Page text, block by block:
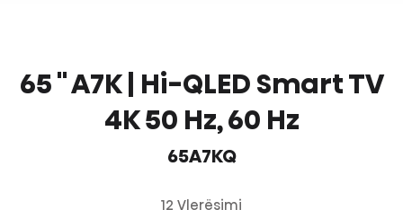
65 '' A7K | Hi-QLED Smart TV
4K 50 Hz, 60 Hz
65A7KQ
12 Vlerësimi